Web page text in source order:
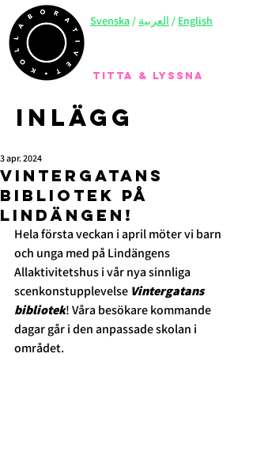
TITTA & LYSSNA
Svenska / العربية / English
Inlägg
vintergatans
Bibliotek på
Lindängen!
3 apr. 2024
Hela första veckan i april möter vi barn
och unga med på Lindängens
Allaktivitetshus i vår nya sinnliga
scenkonstupplevelse Vintergatans
bibliotek! Våra besökare kommande
dagar går i den anpassade skolan i
området.